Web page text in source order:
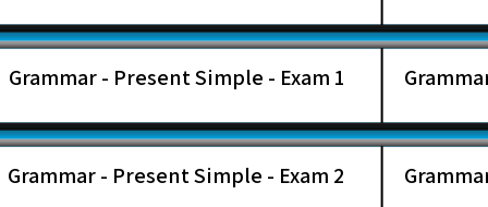
Grammar - Present Simple - Exam 1
Grammar - Present Simple - Exam 2